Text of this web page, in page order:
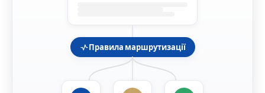
Правила маршрутизації